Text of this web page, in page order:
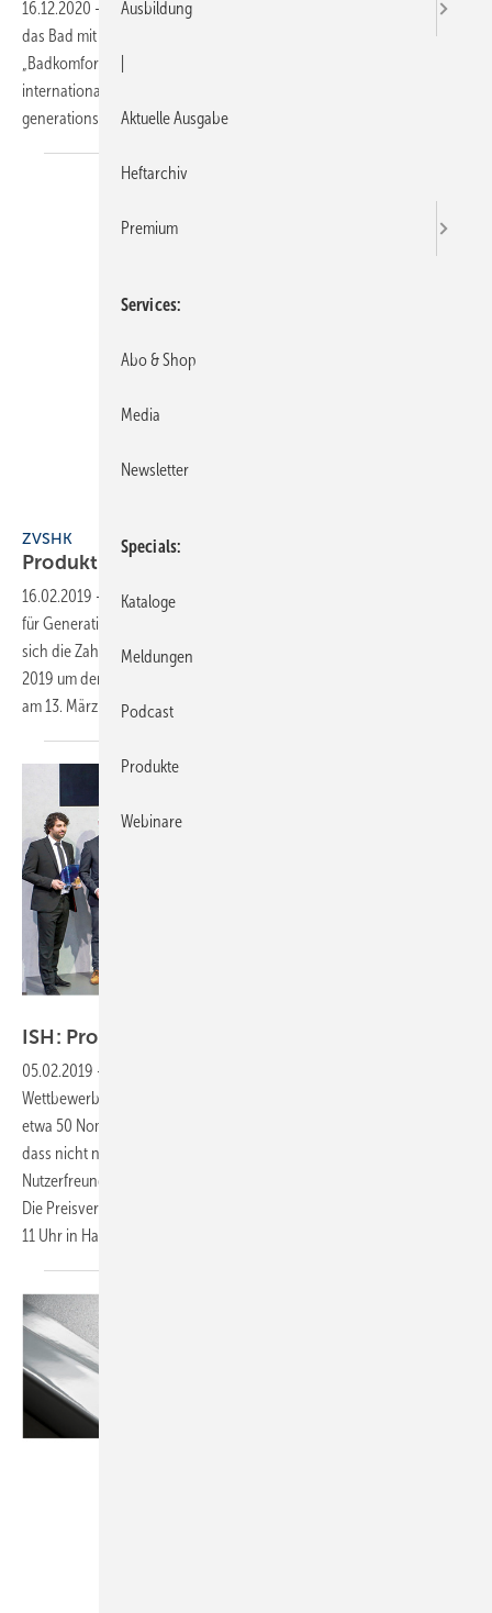
16.12.2020 -
Alle zwei Jahre zeichnet der ZVSHK Produkte rund um
das Bad mit seinem Produkt-Award aus. Der Designwettbewerb
„Badkomfort für Generationen“ richtet sich an nationale wie
internationale Sanitärhersteller. Gesucht werden Produktlösungen für
generationsübergreifende Bäder im „Design für alle“.
ZVSHK
Produkt-Award: 100 % mehr
16.02.2019 -
Bei der 4. Auflage des Design-Wettbewerbs “Badkomfort
für Generationen“ hat
sich die Zahl der Nominierungen verdoppelt. 46 Produkte buhlen
2019 um den Produkt-Award des ZVSHK. Die Preisverleihung findet
am 13. März auf der ISH
ISH: Produkt-Award zeigt
05.02.2019 -
Wettbewerb für Badprodukte mit Vielfachnutzen ist eingeläutet: Mit
etwa 50 Nominierungen unterstreicht der Produkt-Award des ZVSHK,
dass nicht nur Design im Bad zählt, sondern auch
Nutzerfreundlichkeit, durch die Alt und Jung Barrieren überwinden.
Die Preisverleihung zur ISH 2019 in Frankfurt/Main ist am 13. März um
11 Uhr in Halle 11.1 beim ZVSHK.
Ausbildung
Aktuelle Ausgabe
Heftarchiv
Premium
Services
Abo & Shop
Media
Newsletter
Specials
Kataloge
Meldungen
Podcast
Produkte
Webinare